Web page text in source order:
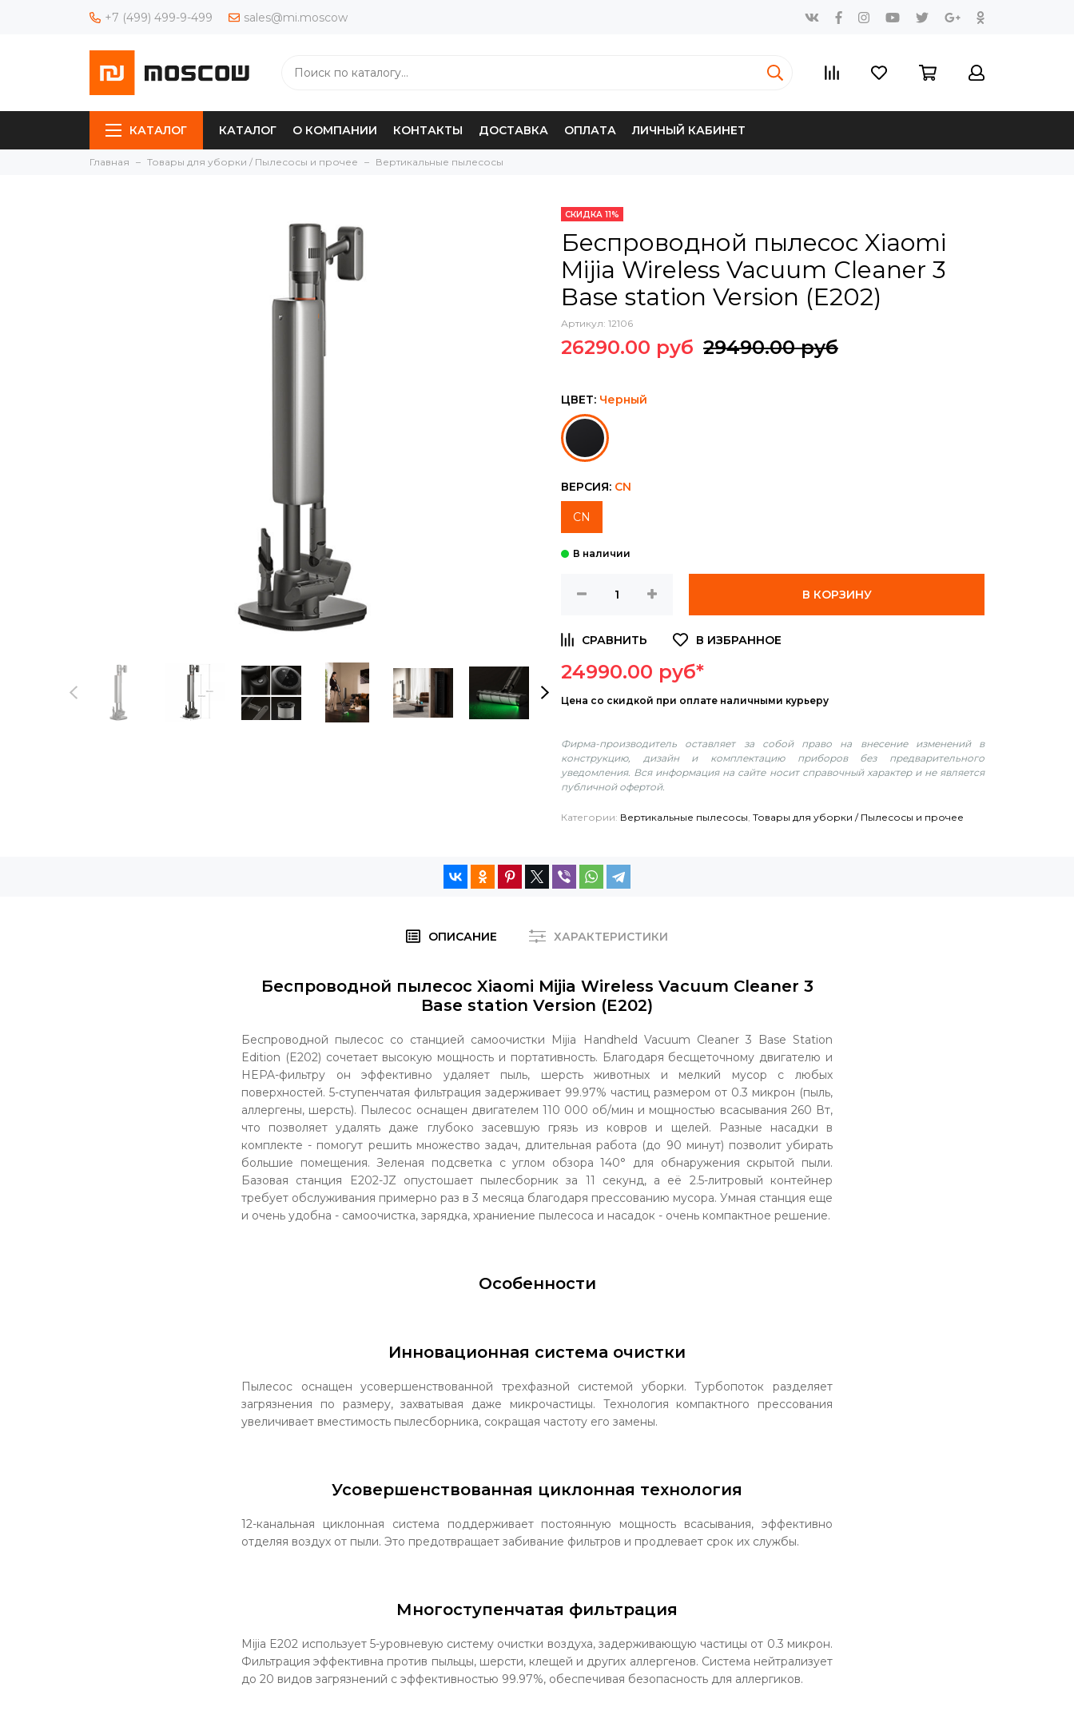
+7 (499) 499-9-499 sales@mi.moscow
КАТАЛОГ КАТАЛОГ О КОМПАНИИ КОНТАКТЫ ДОСТАВКА ОПЛАТА ЛИЧНЫЙ КАБИНЕТ
Главная Товары для уборки / Пылесосы и прочее Вертикальные пылесосы
СКИДКА 11%
Беспроводной пылесос Xiaomi
Mijia Wireless Vacuum Cleaner 3
Base station Version (E202)
Артикул: 12106
26290.00 руб 29490.00 руб
ЦВЕТ: Черный
ВЕРСИЯ: CN
CN
В КОРЗИНУ
24990.00 руб*
Цена со скидкой при оплате наличными курьеру
Фирма-производитель оставляет за собой право на внесение изменений в
конструкцию, дизайн и комплектацию приборов без предварительного
уведомления. Вся информация на сайте носит справочный характер и не является
публичной офертой.
Категории: Вертикальные пылесосы Товары для уборки / Пылесосы и прочее
ОПИСАНИЕ ХАРАКТЕРИСТИКИ
Беспроводной пылесос Xiaomi Mijia Wireless Vacuum Cleaner 3
Base station Version (E202)
Беспроводной пылесос со станцией самоочистки Mijia Handheld Vacuum Cleaner 3 Base Station
Edition (E202) сочетает высокую мощность и портативность. Благодаря бесщеточному двигателю и
HEPA-фильтру он эффективно удаляет пыль, шерсть животных и мелкий мусор с любых
поверхностей. 5-ступенчатая фильтрация задерживает 99.97% частиц размером от 0.3 микрон (пыль,
аллергены, шерсть). Пылесос оснащен двигателем 110 000 об/мин и мощностью всасывания 260 Вт,
что позволяет удалять даже глубоко засевшую грязь из ковров и щелей. Разные насадки в
комплекте - помогут решить множество задач, длительная работа (до 90 минут) позволит убирать
большие помещения. Зеленая подсветка с углом обзора 140° для обнаружения скрытой пыли.
Базовая станция E202-JZ опустошает пылесборник за 11 секунд, а её 2.5-литровый контейнер
требует обслуживания примерно раз в 3 месяца благодаря прессованию мусора. Умная станция еще
и очень удобна - самоочистка, зарядка, храниение пылесоса и насадок - очень компактное решение.
Особенности
Инновационная система очистки
Пылесос оснащен усовершенствованной трехфазной системой уборки. Турбопоток разделяет
загрязнения по размеру, захватывая даже микрочастицы. Технология компактного прессования
увеличивает вместимость пылесборника, сокращая частоту его замены.
Усовершенствованная циклонная технология
12-канальная циклонная система поддерживает постоянную мощность всасывания, эффективно
отделяя воздух от пыли. Это предотвращает забивание фильтров и продлевает срок их службы.
Многоступенчатая фильтрация
Mijia E202 использует 5-уровневую систему очистки воздуха, задерживающую частицы от 0.3 микрон.
Фильтрация эффективна против пыльцы, шерсти, клещей и других аллергенов. Система нейтрализует
до 20 видов загрязнений с эффективностью 99.97%, обеспечивая безопасность для аллергиков.